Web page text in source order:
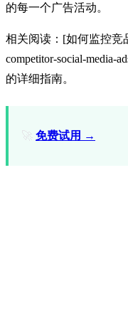
的每一个广告活动。
相关阅读：[如何监控竞
competitor-social-
的详细指南。
🚀 免费试用 →